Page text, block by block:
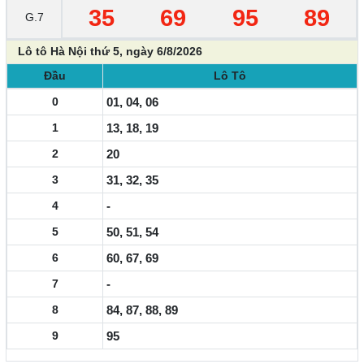
G.7 35 69 95 89
Lô tô Hà Nội thứ 5, ngày 6/8/2026
Đầu
Lô Tô
0
01, 04, 06
1 13, 18, 19
2 20
3 31, 32, 35
4 -
5 50, 51, 54
6 60, 67, 69
7 -
8 84, 87, 88, 89
9 95